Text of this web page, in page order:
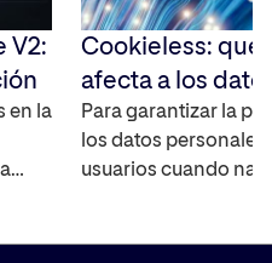
V2:
en la
Cookieless: qué
afecta a los
Para garantizar la
los datos personales
usuarios cuando